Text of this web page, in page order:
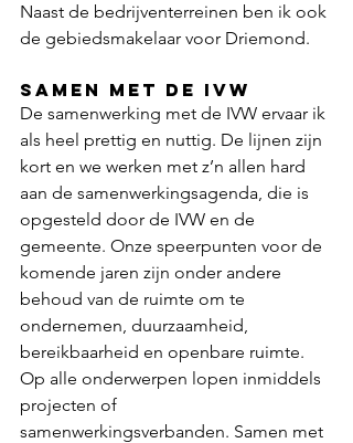
Naast de bedrijventerreinen ben ik ook
de gebiedsmakelaar voor Driemond.
Samen met de IVW
De samenwerking met de IVW ervaar ik
als heel prettig en nuttig. De lijnen zijn
kort en we werken met z’n allen hard
aan de samenwerkingsagenda, die is
opgesteld door de IVW en de
gemeente. Onze speerpunten voor de
komende jaren zijn onder andere
behoud van de ruimte om te
ondernemen, duurzaamheid,
bereikbaarheid en openbare ruimte.
Op alle onderwerpen lopen inmiddels
projecten of
samenwerkingsverbanden. Samen met